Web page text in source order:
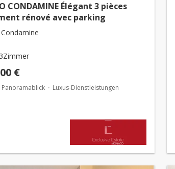
CONDAMINE Élégant 3 pièces
rénové avec parking
3Zimmer
€
Panoramablick Luxus-Dienstleistungen